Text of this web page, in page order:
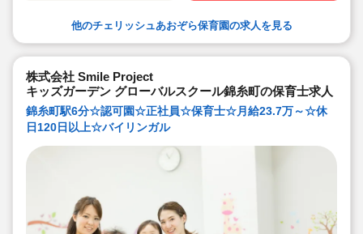
他のチェリッシュあおぞら保育園の求人を見る
株式会社 Smile Project
キッズガーデン グローバルスクール錦糸町の保育士求人
錦糸町駅6分☆認可園☆正社員☆保育士☆月給23.7万～☆休
日120日以上☆バイリンガル